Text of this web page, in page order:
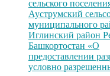
сельского
Ауструмский
муниципального
Иглинский район
Башкортостан «О
предоставлении
условно